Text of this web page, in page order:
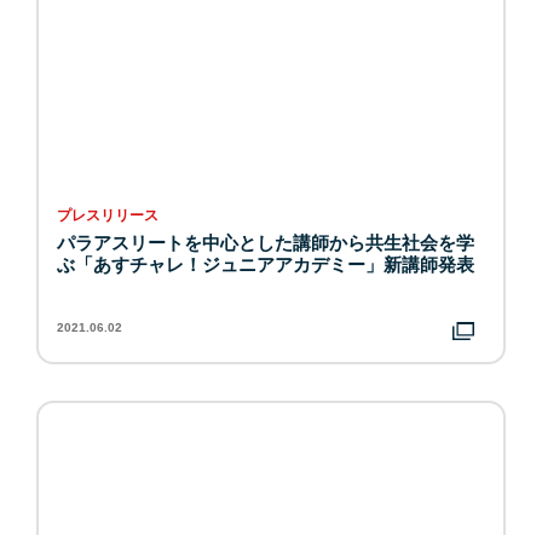
プレスリリース
パラアスリートを中心とした講師から共生社会を学
ぶ「あすチャレ！ジュニアアカデミー」新講師発表
2021.06.02